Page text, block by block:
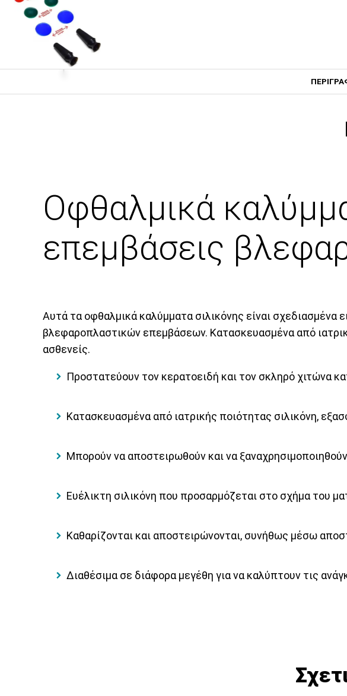
Οφθαλμικά
επεμβάσεις
Αυτά τα οφθαλμικά καλύμματα σιλικόνης είναι σχεδιασμένα
βλεφαροπλαστικών επεμβάσεων. Κατασκευασμένα από
ασθενείς.
Προστατεύουν τον κερατοειδή και τον σκληρό χιτώνα
Κατασκευασμένα από ιατρικής ποιότητας σιλικόνη,
Μπορούν να αποστειρωθούν και να
Ευέλικτη σιλικόνη που προσαρμόζεται στο σχήμα του
Καθαρίζονται και αποστειρώνονται, συνήθως μέσω
Διαθέσιμα σε διάφορα μεγέθη για να καλύπτουν τις